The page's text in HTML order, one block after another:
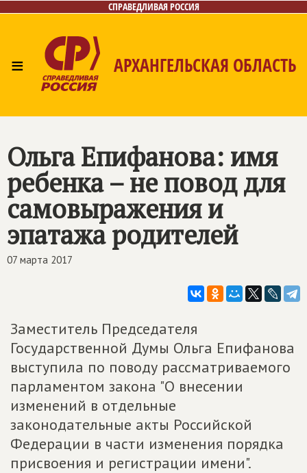
СПРАВЕДЛИВАЯ РОССИЯ
≡ АРХАНГЕЛЬСКАЯ ОБЛАСТЬ
Контакты
Ольга Епифанова: имя
ребенка – не повод для
самовыражения и
эпатажа родителей
07 марта 2017
Заместитель Председателя
Государственной Думы Ольга Епифанова
выступила по поводу рассматриваемого
парламентом закона "О внесении
изменений в отдельные
законодательные акты Российской
Федерации в части изменения порядка
присвоения и регистрации имени".